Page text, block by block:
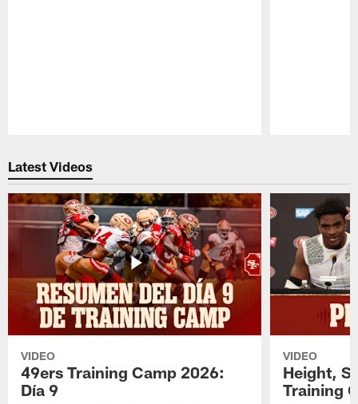
Latest Videos
VIDEO
49ers Training Camp 2026:
Día 9
VIDEO
Height,
Training